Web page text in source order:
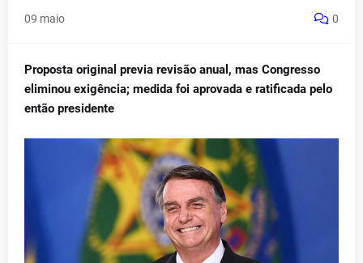
09 maio 0
Proposta original previa revisão anual, mas Congresso
eliminou exigência; medida foi aprovada e ratificada pelo
então presidente